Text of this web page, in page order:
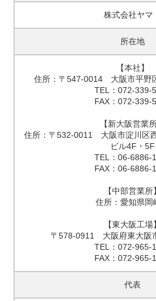
株式会社ヤマ
所在地
【本社】
住所：〒547-0014 大阪市平野
TEL：072-339-
FAX：072-339-
【新大阪営業所
住所：〒532-0011 大阪市淀川区
ビル4F・5F
TEL：06-6886-
FAX：06-6886-
【中部営業所】
住所：愛知県岡
【東大阪工場】
〒578-0911 大阪府東大阪
TEL：072-965-
FAX：072-965-
代表